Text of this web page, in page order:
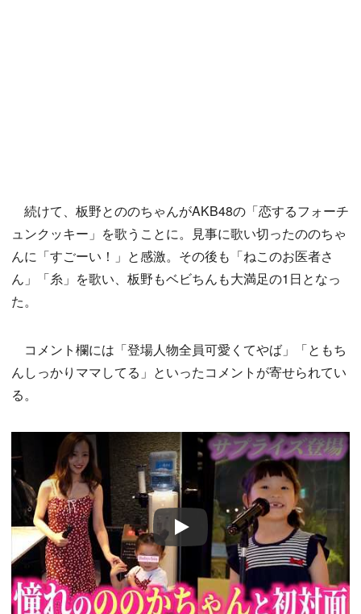
続けて、板野とののちゃんがAKB48の「恋するフォーチ
ュンクッキー」を歌うことに。見事に歌い切ったののちゃ
んに「すごーい！」と感激。その後も「ねこのお医者さ
ん」「糸」を歌い、板野もベビちんも大満足の1日となっ
た。
コメント欄には「登場人物全員可愛くてやば」「ともち
んしっかりママしてる」といったコメントが寄せられてい
る。
Play